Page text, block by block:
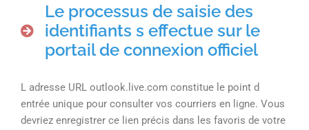
Le processus de saisie des
identifiants s effectue sur le
portail de connexion officiel
L adresse URL outlook.live.com constitue le point d
entrée unique pour consulter vos courriers en ligne. Vous
devriez enregistrer ce lien précis dans les favoris de votre